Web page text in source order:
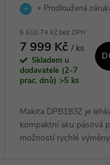
+ Prodloužená
6 610,74 Kč bez DPH
7 999 Kč/ ks
Skladem u
dodavatele (2-7
prac. dnů)>5 ks
Makita DPB183Z je
kompaktní aku pásová
možností rychlé